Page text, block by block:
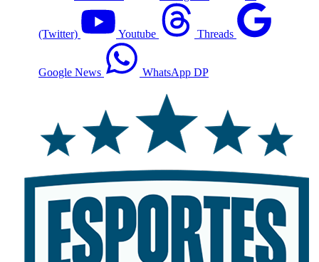
(Twitter) Youtube Threads
Google News WhatsApp DP